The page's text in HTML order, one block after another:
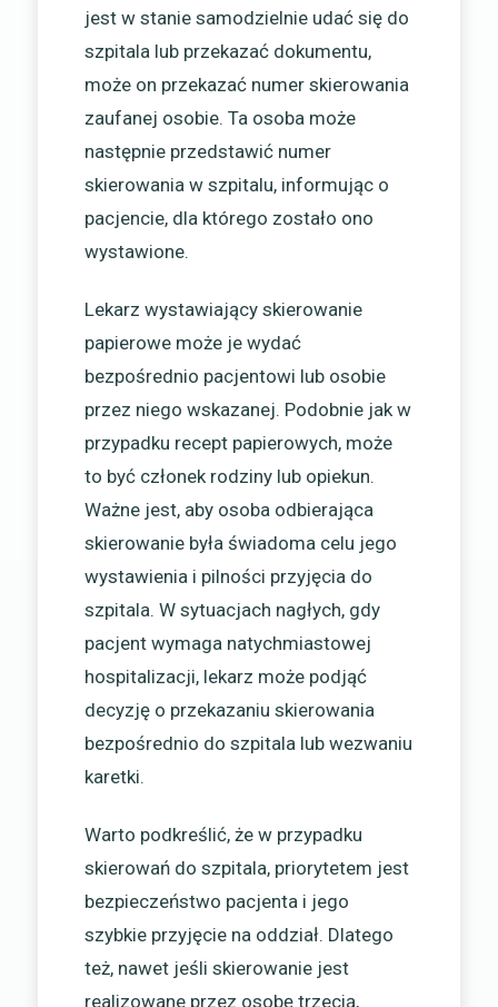
jest w stanie samodzielnie udać się do
szpitala lub przekazać dokumentu,
może on przekazać numer skierowania
zaufanej osobie. Ta osoba może
następnie przedstawić numer
skierowania w szpitalu, informując o
pacjencie, dla którego zostało ono
wystawione.
Lekarz wystawiający skierowanie
papierowe może je wydać
bezpośrednio pacjentowi lub osobie
przez niego wskazanej. Podobnie jak w
przypadku recept papierowych, może
to być członek rodziny lub opiekun.
Ważne jest, aby osoba odbierająca
skierowanie była świadoma celu jego
wystawienia i pilności przyjęcia do
szpitala. W sytuacjach nagłych, gdy
pacjent wymaga natychmiastowej
hospitalizacji, lekarz może podjąć
decyzję o przekazaniu skierowania
bezpośrednio do szpitala lub wezwaniu
karetki.
Warto podkreślić, że w przypadku
skierowań do szpitala, priorytetem jest
bezpieczeństwo pacjenta i jego
szybkie przyjęcie na oddział. Dlatego
też, nawet jeśli skierowanie jest
realizowane przez osobę trzecią,